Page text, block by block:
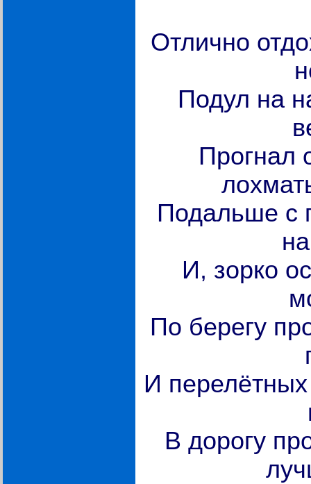
Отлично
Подул на
Прогнал
Подальше с
И, зорко
По берегу
И
В дорогу